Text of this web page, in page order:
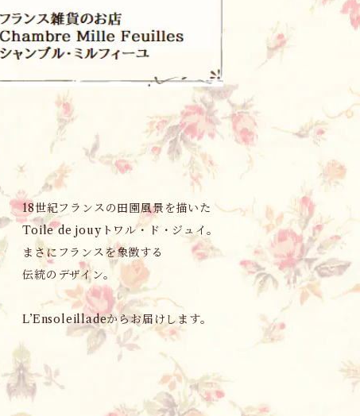
18世紀フランスの田園風景を描いた
Toile de jouyトワル・ド・ジュイ。
まさにフランスを象徴する
伝統のデザイン。
L’Ensoleilladeからお届けします。